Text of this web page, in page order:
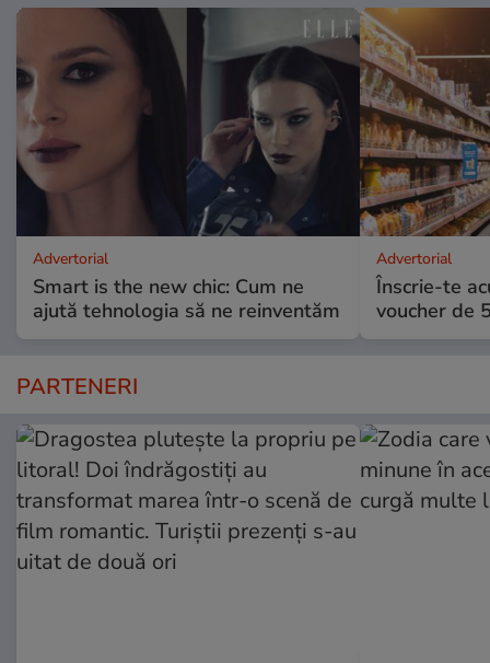
Advertorial
Smart is the new chic: Cum ne
ajută tehnologia să ne reinventăm
Advertorial
Înscrie-te
voucher de
PARTENERI